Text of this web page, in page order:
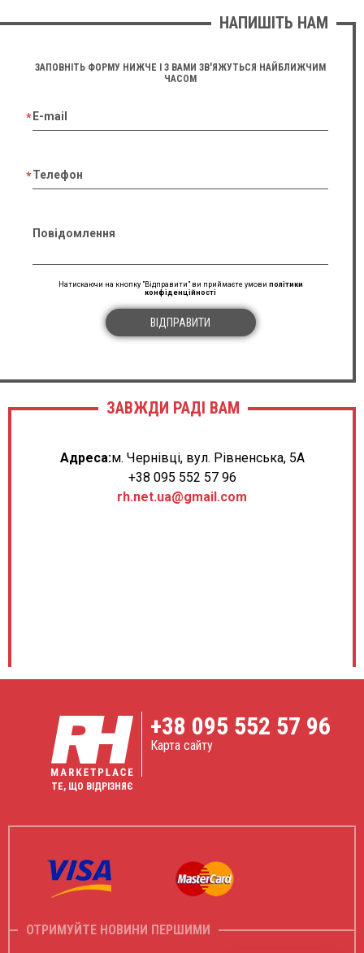
НАПИШІТЬ НАМ
ЗАПОВНІТЬ ФОРМУ НИЖЧЕ І З ВАМИ ЗВ'ЯЖУТЬСЯ НАЙБЛИЖЧИМ
ЧАСОМ
E-mail
Телефон
Повідомлення
Натискаючи на кнопку "Відправити" ви приймаєте умови політики
конфіденційності
ВІДПРАВИТИ
ЗАВЖДИ РАДІ ВАМ
Адреса:м. Чернівці, вул. Рівненська, 5А
+38 095 552 57 96
rh.net.ua@gmail.com
ТЕ, ЩО ВІДРІЗНЯЄ
+38 095 552 57 96
Карта сайту
ОТРИМУЙТЕ НОВИНИ ПЕРШИМИ